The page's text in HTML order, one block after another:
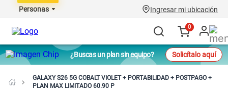
Personas Ingresar mi ubicación
0
¿Buscas un plan sin equipo? Solicítalo aquí
GALAXY S26 5G COBALT VIOLET + PORTABILIDAD + POSTPAGO +
PLAN MAX LIMITADO 60.90 P